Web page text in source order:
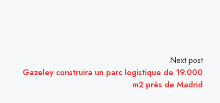
Next post
Gazeley construira un parc logistique de 19.000
m2 près de Madrid